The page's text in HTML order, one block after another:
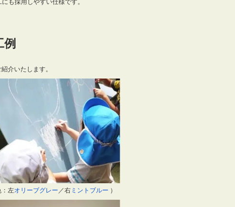
も採用しやすい仕様です。
例
介いたします。
：左オリーブグレー ／右 ミントブルー ）